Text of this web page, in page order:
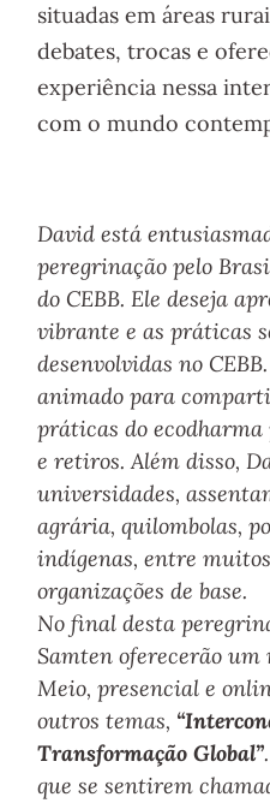
situadas em áreas
debates, trocas e
experiência nessa
com o mundo
David está
peregrinação pelo
do CEBB. Ele deseja
vibrante e as práticas
desenvolvidas no
animado para
práticas do ecodharma
e retiros. Além disso,
universidades,
agrária, quilombolas,
indígenas, entre
organizações de base.
No final desta
Samten oferecerão
Meio, presencial e
outros temas,
Transformação Global”
que se sentirem